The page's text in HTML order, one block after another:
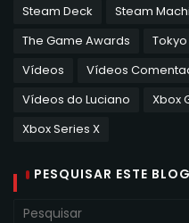
Steam Deck
Steam
The Game Awards
Vídeos
Vídeos
Vídeos do Luciano
Xbox
Xbox Series X
PESQUISAR ESTE BLOG